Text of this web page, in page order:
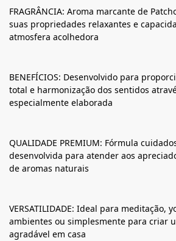
FRAGRÂNCIA: Aroma marcante de
suas propriedades relaxantes e
atmosfera acolhedora
BENEFÍCIOS: Desenvolvido para
total e harmonização dos sentidos
especialmente elaborada
QUALIDADE PREMIUM: Fórmula
desenvolvida para atender aos
de aromas naturais
VERSATILIDADE: Ideal para meditação,
ambientes ou simplesmente para criar
agradável em casa